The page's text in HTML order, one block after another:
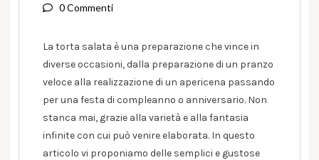
0 Commenti
La torta salata è una preparazione che vince in
diverse occasioni, dalla preparazione di un pranzo
veloce alla realizzazione di un apericena passando
per una festa di compleanno o anniversario. Non
stanca mai, grazie alla varietà e alla fantasia
infinite con cui può venire elaborata. In questo
articolo vi proponiamo delle semplici e gustose